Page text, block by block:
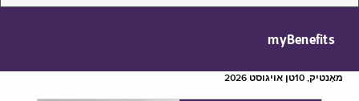
myBenefits
מאָנטיק, 10טן אויגוסט 2026